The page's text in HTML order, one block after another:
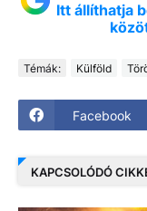
Itt állíthatja
Témák: Külföld
Facebook
KAPCSOLÓDÓ